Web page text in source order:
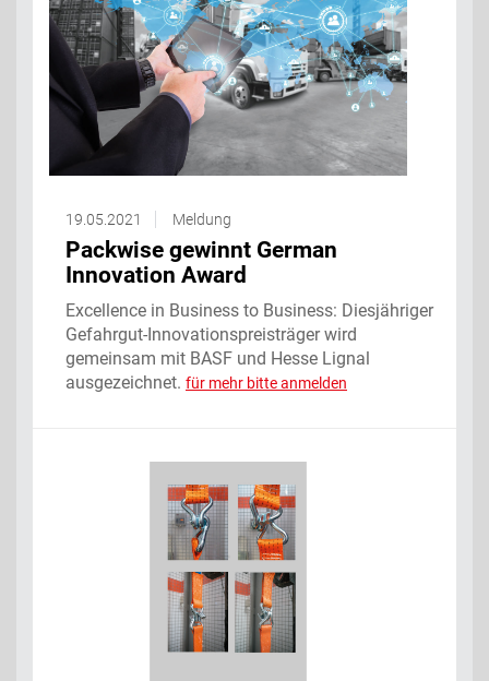
19.05.2021 Meldung
Packwise gewinnt German
Innovation Award
Excellence in Business to Business: Diesjähriger
Gefahrgut-Innovationspreisträger wird
gemeinsam mit BASF und Hesse Lignal
ausgezeichnet. für mehr bitte anmelden